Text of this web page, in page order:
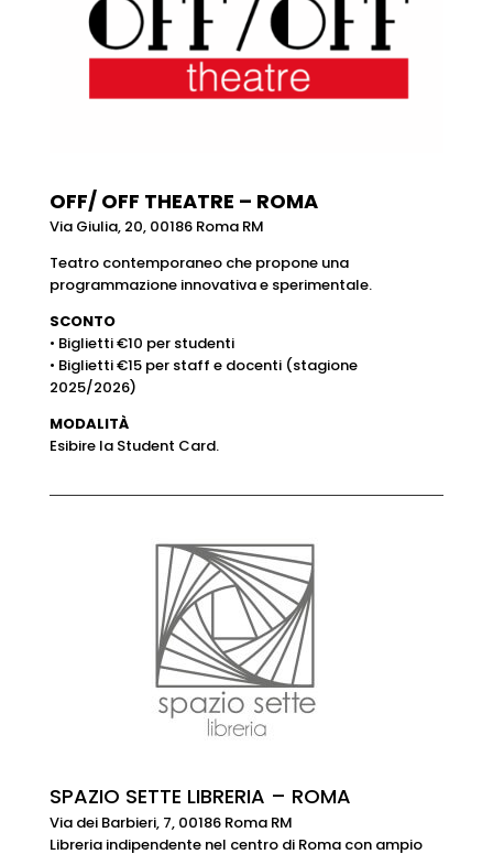
OFF/ OFF THEATRE – ROMA
Via Giulia, 20, 00186 Roma RM
Teatro contemporaneo che propone una
programmazione innovativa e sperimentale.
SCONTO
• Biglietti €10 per studenti
• Biglietti €15 per staff e docenti (stagione
2025/2026)
MODALITÀ
Esibire la Student Card.
SPAZIO SETTE LIBRERIA – ROMA
Via dei Barbieri, 7, 00186 Roma RM
Libreria indipendente nel centro di Roma con ampio